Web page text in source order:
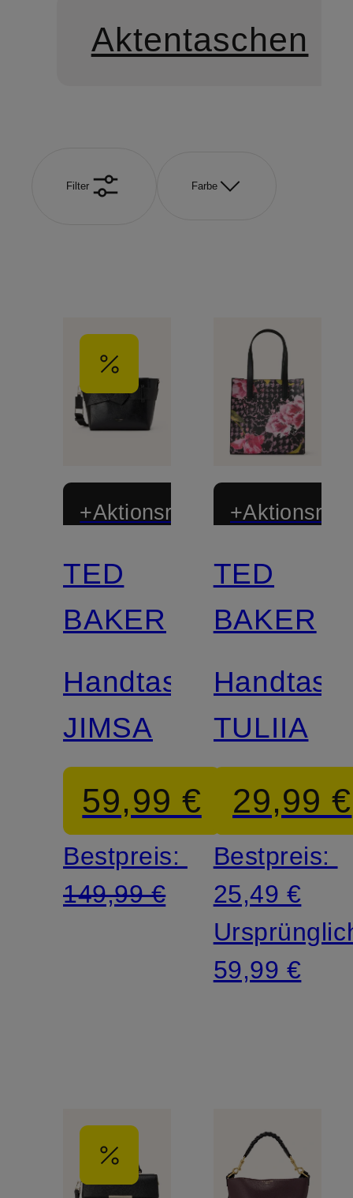
Aktentaschen
Filter Farbe
+Aktionsrabatt
TED
BAKER
Handtasche
JIMSA
59,99 €
Bestpreis:
149,99 €
TED
BAKER
TULIIA
29,99 €
Bestpreis:
25,49 €
59,99 €